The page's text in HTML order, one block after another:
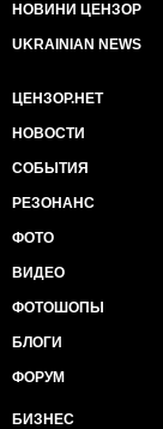
НОВИНИ ЦЕНЗОР
UKRAINIAN NEWS
ЦЕНЗОР.НЕТ
НОВОСТИ
СОБЫТИЯ
РЕЗОНАНС
ФОТО
ВИДЕО
ФОТОШОПЫ
БЛОГИ
ФОРУМ
БИЗНЕС